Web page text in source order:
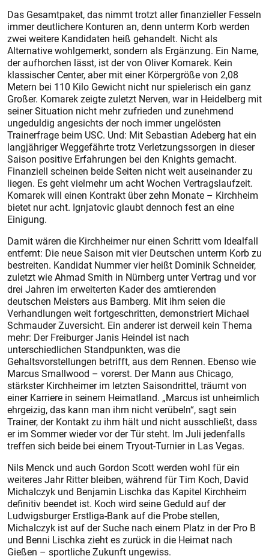
Das Gesamtpaket, das nimmt trotzt aller finanzieller Fesseln
immer deutlichere Konturen an, denn unterm Korb werden
zwei weitere Kandidaten heiß gehandelt. Nicht als
Alternative wohlgemerkt, sondern als Ergänzung. Ein Name,
der aufhorchen lässt, ist der von Oliver Komarek. Kein
klassischer Center, aber mit einer Körpergröße von 2,08
Metern bei 110 Kilo Gewicht nicht nur spielerisch ein ganz
Großer. Komarek zeigte zuletzt Nerven, war in Heidelberg mit
seiner Situation nicht mehr zufrieden und zunehmend
ungeduldig angesichts der noch immer ungelösten
Trainerfrage beim USC. Und: Mit Sebastian Adeberg hat ein
langjähriger Weggefährte trotz Verletzungssorgen in dieser
Saison positive Erfahrungen bei den Knights gemacht.
Finanziell scheinen beide Seiten nicht weit auseinander zu
liegen. Es geht vielmehr um acht Wochen Vertragslaufzeit.
Komarek will einen Kontrakt über zehn Monate – Kirchheim
bietet nur acht. Ignjatovic glaubt dennoch fest an eine
Einigung.
Damit wären die Kirchheimer nur einen Schritt vom Idealfall
entfernt: Die neue Saison mit vier Deutschen unterm Korb zu
bestreiten. Kandidat Nummer vier heißt Dominik Schneider,
zuletzt wie Ahmad Smith in Nürnberg unter Vertrag und vor
drei Jahren im erweiterten Kader des amtierenden
deutschen Meisters aus Bamberg. Mit ihm seien die
Verhandlungen weit fortgeschritten, demonstriert Michael
Schmauder Zuversicht. Ein anderer ist derweil kein Thema
mehr: Der Freiburger Janis Heindel ist nach
unterschiedlichen Standpunkten, was die
Gehaltsvorstellungen betrifft, aus dem Rennen. Ebenso wie
Marcus Smallwood – vorerst. Der Mann aus Chicago,
stärkster Kirchheimer im letzten Saisondrittel, träumt von
einer Karriere in seinem Heimatland. „Marcus ist unheimlich
ehrgeizig, das kann man ihm nicht verübeln“, sagt sein
Trainer, der Kontakt zu ihm hält und nicht ausschließt, dass
er im Sommer wieder vor der Tür steht. Im Juli jedenfalls
treffen sich beide bei einem Tryout-Turnier in Las Vegas.
Nils Menck und auch Gordon Scott werden wohl für ein
weiteres Jahr Ritter bleiben, während für Tim Koch, David
Michalczyk und Benjamin Lischka das Kapitel Kirchheim
definitiv beendet ist. Koch wird seine Geduld auf der
Ludwigsburger Erstliga-Bank auf die Probe stellen,
Michalczyk ist auf der Suche nach einem Platz in der Pro B
und Benni Lischka zieht es zurück in die Heimat nach
Gießen – sportliche Zukunft ungewiss.